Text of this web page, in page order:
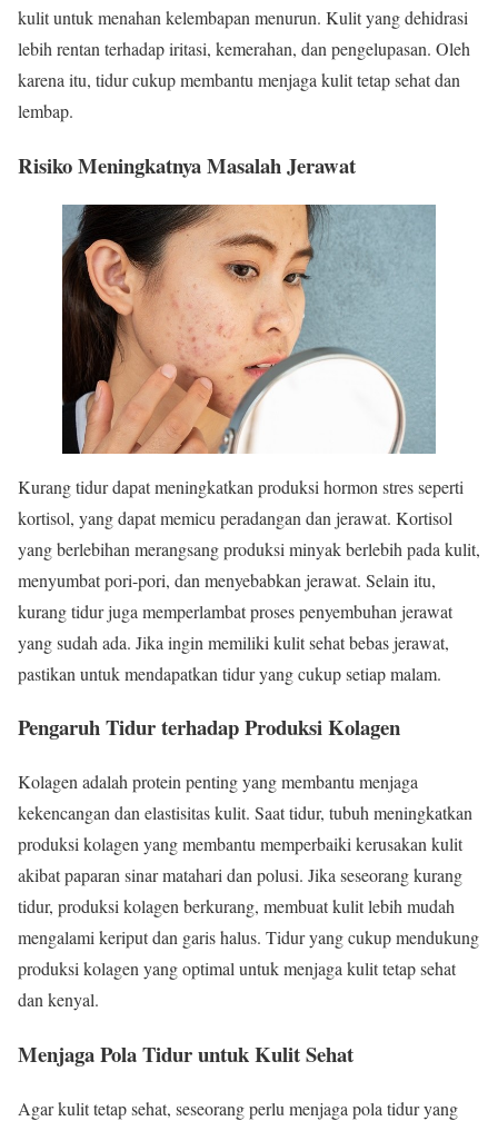
kulit untuk menahan kelembapan menurun. Kulit yang dehidrasi
lebih rentan terhadap iritasi, kemerahan, dan pengelupasan. Oleh
karena itu, tidur cukup membantu menjaga kulit tetap sehat dan
lembap.
Risiko Meningkatnya Masalah Jerawat
Kurang tidur dapat meningkatkan produksi hormon stres seperti
kortisol, yang dapat memicu peradangan dan jerawat. Kortisol
yang berlebihan merangsang produksi minyak berlebih pada kulit,
menyumbat pori-pori, dan menyebabkan jerawat. Selain itu,
kurang tidur juga memperlambat proses penyembuhan jerawat
yang sudah ada. Jika ingin memiliki kulit sehat bebas jerawat,
pastikan untuk mendapatkan tidur yang cukup setiap malam.
Pengaruh Tidur terhadap Produksi Kolagen
Kolagen adalah protein penting yang membantu menjaga
kekencangan dan elastisitas kulit. Saat tidur, tubuh meningkatkan
produksi kolagen yang membantu memperbaiki kerusakan kulit
akibat paparan sinar matahari dan polusi. Jika seseorang kurang
tidur, produksi kolagen berkurang, membuat kulit lebih mudah
mengalami keriput dan garis halus. Tidur yang cukup mendukung
produksi kolagen yang optimal untuk menjaga kulit tetap sehat
dan kenyal.
Menjaga Pola Tidur untuk Kulit Sehat
Agar kulit tetap sehat, seseorang perlu menjaga pola tidur yang